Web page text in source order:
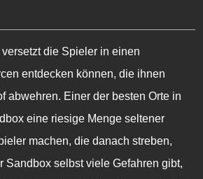
versetzt die Spieler in einen
entdecken können, die ihnen
abwehren. Einer der besten Orte in
eine riesige Menge seltener
machen, die danach streben,
Sandbox selbst viele Gefahren gibt,